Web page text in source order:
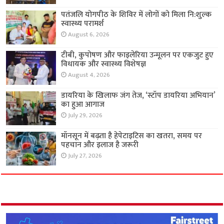
पतंजलि योगपीठ के शिविर में लोगों को मिला नि:शुल्क
स्वास्थ्य परामर्श
August 6, 2026
टीबी, कुपोषण और फाइलेरिया उन्मूलन पर एकजुट हुए
विधायक और स्वास्थ्य विशेषज्ञ
August 4, 2026
डायरिया के खिलाफ जंग तेज, ‘स्टॉप डायरिया अभियान’
का हुआ आगाज
July 29, 2026
मॉनसून में बढ़ता है हेपेटाइटिस का खतरा, समय पर
पहचान और इलाज है जरूरी
July 27, 2026